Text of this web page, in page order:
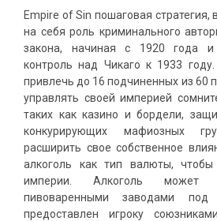
Empire of Sin пошаговая стратегия,
на себя роль криминального
закона, начиная с 1920 года и
контроль над Чикаго к 1933
привлечь до 16 подчиненных из 60
управлять своей империей
таких как казино и бордели,
конкурирующих мафиозных
расширить свое собственное
алкоголь как тип валюты,
империи. Алкоголь может
пивоваренными заводами под
предоставлен игроку